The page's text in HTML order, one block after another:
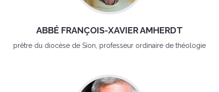
ABBÉ FRANÇOIS-XAVIER AMHERDT
prêtre du diocèse de Sion, professeur ordinaire de théologie